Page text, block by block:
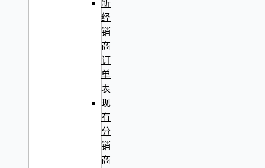
新
经
销
商
订
单
表
现
有
分
销
商